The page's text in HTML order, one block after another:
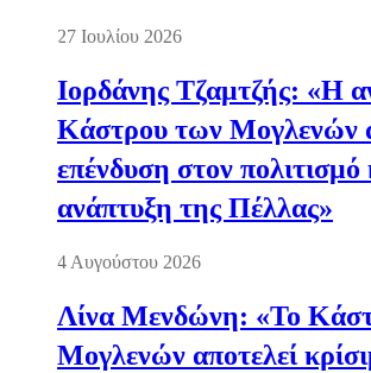
27 Ιουλίου 2026
Ιορδάνης Τζαμτζής: «Η
Κάστρου των Μογλενών
επένδυση στον πολιτισμό
ανάπτυξη της Πέλλας»
4 Αυγούστου 2026
Λίνα Μενδώνη: «Το
Μογλενών αποτελεί